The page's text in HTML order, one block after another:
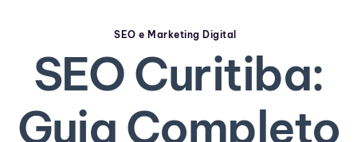
SEO e Marketing Digital
SEO Curitiba:
Guia Completo